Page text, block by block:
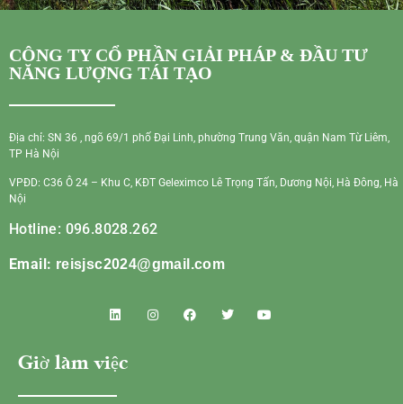
CÔNG TY CỔ PHẦN GIẢI PHÁP & ĐẦU TƯ
NĂNG LƯỢNG TÁI TẠO
Địa chỉ: SN 36 , ngõ 69/1 phố Đại Linh, phường Trung Văn, quận Nam Từ Liêm,
TP Hà Nội
VPĐD: C36 Ô 24 – Khu C, KĐT Geleximco Lê Trọng Tấn, Dương Nội, Hà Đông, Hà
Nội
Hotline: 096.8028.262
Email: reisjsc2024@gmail.com
Giờ làm việc